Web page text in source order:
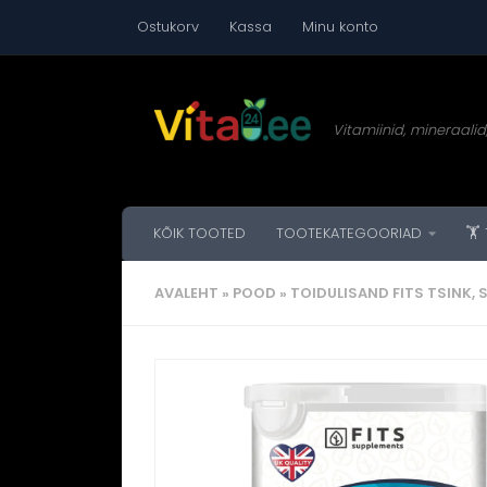
Ostukorv Kassa Minu konto
Vitamiinid,
KÕIK TOOTED TOOTEKATEGOORIAD 🏋️
AVALEHT » POOD » TOIDULISAND FITS TSINK,